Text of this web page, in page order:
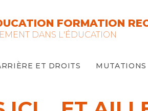
FORMATION
DANS L'ÉDUCATION
ET DROITS MUTATIONS